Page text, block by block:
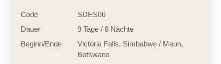
Code
SDES06
Dauer
9 Tage / 8 Nächte
Beginn/Ende
Victoria Falls, Simbabwe / Maun,
Botswana